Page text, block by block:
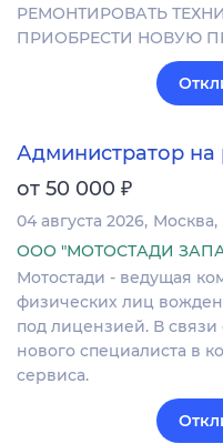
РЕМОНТИРОВАТЬ
ПРИОБРЕСТИ НОВУЮ
Администратор
от 50 000 ₽
04 августа 2026 Москва
ООО "МОТОСТАДИ
Мотостади - ведущая
физических лиц
под лицензией. В
нового специалиста в
сервиса.